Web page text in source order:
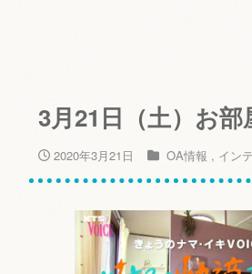
3月21日（土）お部
2020年3月21日 OA情報 イン